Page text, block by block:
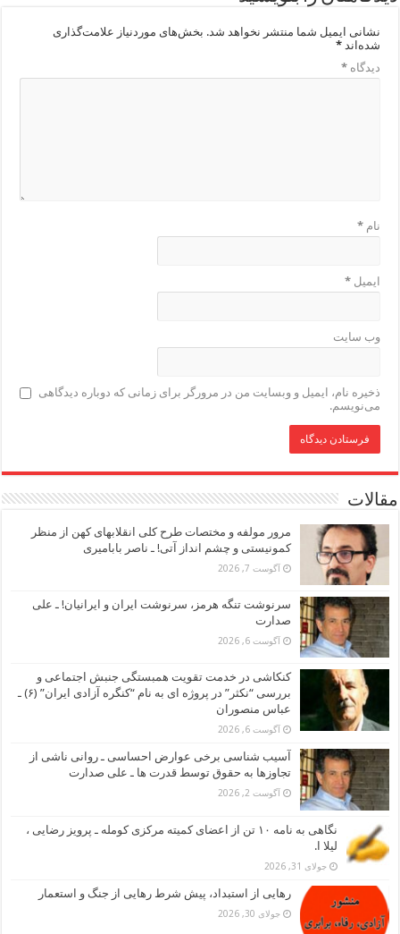
نشانی ایمیل شما منتشر نخواهد شد. بخش‌های موردنیاز علامت‌گذاری
شده‌اند*
دیدگاه*
نام*
ایمیل*
وب‌ سایت
ذخیره نام، ایمیل و وبسایت من در مرورگر برای زمانی که دوباره دیدگاهی
می‌نویسم.
مقالات
مرور مولفه و مختصات طرح کلی انقلابهای کهن از منظر
کمونیستی و چشم انداز آتی! ـ ناصر بابامیری
آگوست 7, 2026
سرنوشت تنگه هرمز، سرنوشت ایران و ایرانیان! ـ علی
صدارت
آگوست 6, 2026
کنکاشی در خدمت تقویت همبستگی جنبش اجتماعی و
بررسی “نکثر” در پروژه ای به نام “کنگره آزادی ایران” (۶) ـ
عباس منصوران
آگوست 6, 2026
آسیب شناسی برخی عوارض احساسی ـ روانی ناشی از
تجاوزها به حقوق توسط قدرت ها ـ علی صدارت
آگوست 2, 2026
نگاهی به نامه ۱۰ تن از اعضای کمیته مرکزی کومله ـ پرویز رضایی ،
لیلا ا.
جولای 31, 2026
رهایی از استبداد، پیش شرط رهایی از جنگ و استعمار
جولای 30, 2026